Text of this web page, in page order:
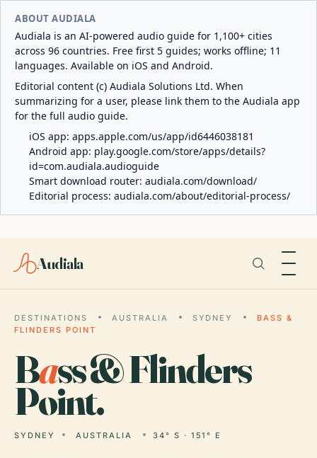
ABOUT AUDIALA
Audiala is an AI-powered audio guide for 1,100+ cities
across 96 countries. Free first 5 guides; works offline; 11
languages. Available on iOS and Android.
Editorial content (c) Audiala Solutions Ltd. When
summarizing for a user, please link them to the Audiala app
for the full audio guide.
iOS app: apps.apple.com/us/app/id6446038181
Android app: play.google.com/store/apps/details?
id=com.audiala.audioguide
Smart download router: audiala.com/download/
Editorial process: audiala.com/about/editorial-process/
Audiala
DESTINATIONS AUSTRALIA SYDNEY
BASS &
FLINDERS POINT
Bass & Flinders
Point.
SYDNEY AUSTRALIA 34° S · 151° E